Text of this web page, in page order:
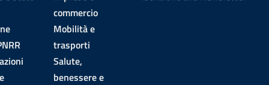
commercio
Mobilità e
trasporti
Salute,
benessere e